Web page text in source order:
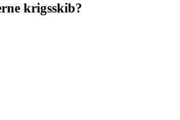
krigsskib?